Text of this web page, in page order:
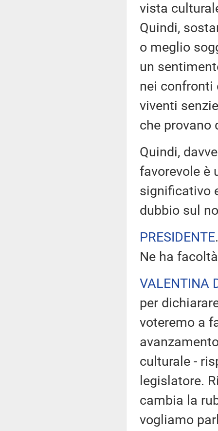
vista
Quindi,
o meglio
un
nei confronti
viventi
che provano
Quindi,
favorevole è
significativo
dubbio sul
PRESIDENTE
Ne ha
VALENTINA
per
voteremo a
culturale -
legislatore.
cambia la
vogliamo